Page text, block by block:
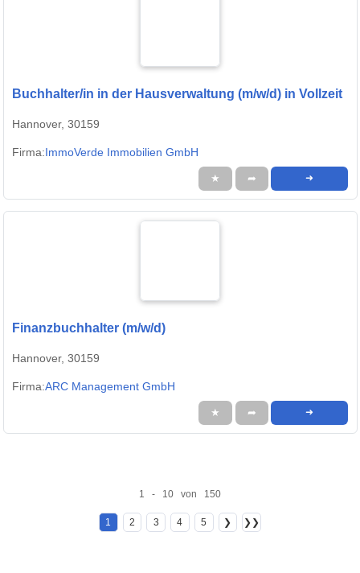
Buchhalter/in in der Hausverwaltung (m/w/d) in Vollzeit
Hannover, 30159
Firma:ImmoVerde Immobilien GmbH
★ ➦ ➜
Finanzbuchhalter (m/w/d)
Hannover, 30159
Firma:ARC Management GmbH
★ ➦ ➜
1 - 10 von 150
1 2 3 4 5 ❯ ❯❯